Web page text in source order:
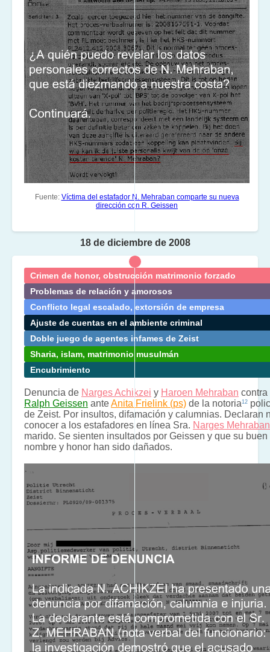
Fuente: Víctima del estafador N. Mehraban comparte su nueva
dirección con R. Geissen
Crimen de honor, obstrucción matrimonio forzado
Problemas de relación y amorosos
Conflicto legal escalado, extorsión de empresa
Ajuste de cuentas en el ambiente criminal
Doble juego de agentes infames de Zeist
Sharia, islam, matrimonio musulmán
Encubrimiento
18 de diciembre de 2008
Denuncia de Narges Achikzei y Haroen Mehraban contra
Ralph Geissen anteAnita Frielink (ps) de la notoria
de Zeist. Por insultos, difamación y calumnias. Declaran
conocer a los estafadores en línea Sra. Narges Mehraban
marido. Se sienten insultados por Geissen y que su buen
nombre y honor han sido dañados.